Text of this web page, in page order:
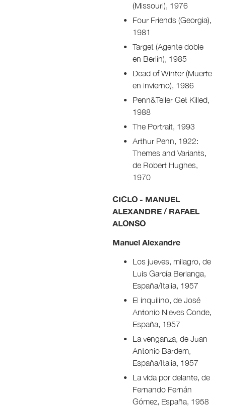
(Missouri), 1976
Four Friends (Georgia),
1981
Target (Agente doble
en Berlín), 1985
Dead of Winter (Muerte
en invierno), 1986
Penn&Teller Get Killed,
1988
The Portrait, 1993
Arthur Penn, 1922:
Themes and Variants,
de Robert Hughes,
1970
CICLO - MANUEL
ALEXANDRE / RAFAEL
ALONSO
Manuel Alexandre
Los jueves, milagro, de
Luis García Berlanga,
España/Italia, 1957
El inquilino, de José
Antonio Nieves Conde,
España, 1957
La venganza, de Juan
Antonio Bardem,
España/Italia, 1957
La vida por delante, de
Fernando Fernán
Gómez, España, 1958